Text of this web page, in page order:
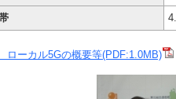
ローカル5Gの概要等(PDF:1.0MB)